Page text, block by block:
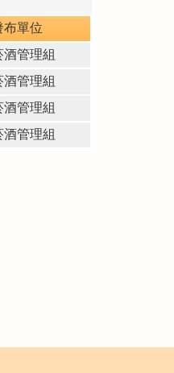
布單位
酒管理組
酒管理組
酒管理組
酒管理組